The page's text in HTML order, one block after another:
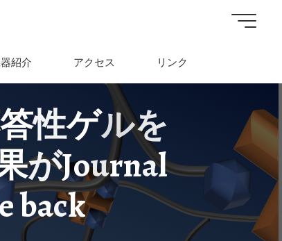
紹介 アクセス リンク
答性ゲルを
がJournal
back